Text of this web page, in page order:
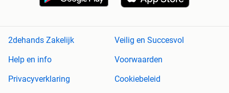
2dehands Zakelijk
Veilig en Succesvol
Help en info
Voorwaarden
Privacyverklaring
Cookiebeleid